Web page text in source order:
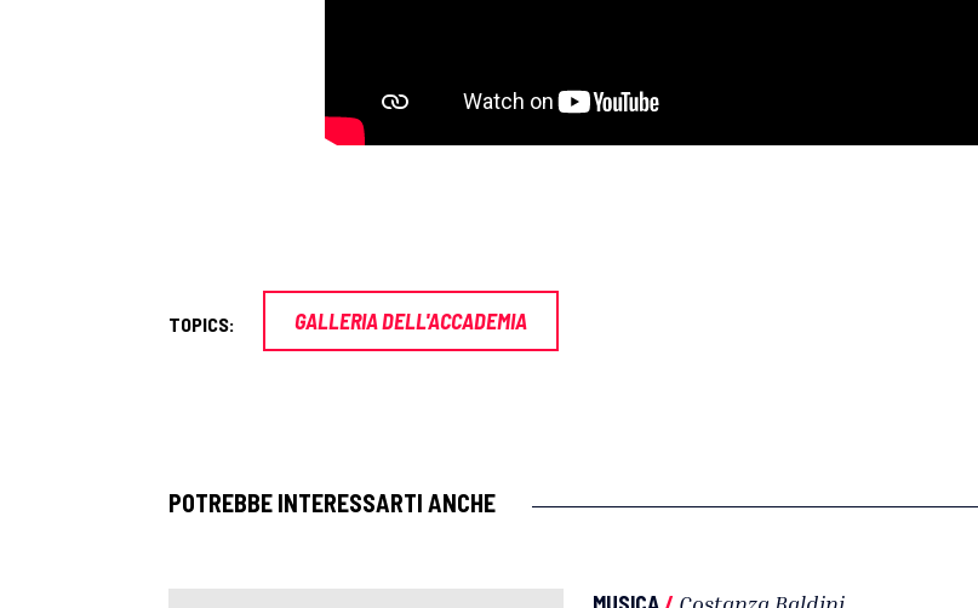
TOPICS: GALLERIA DELL'ACCADEMIA
POTREBBE INTERESSARTI ANCHE